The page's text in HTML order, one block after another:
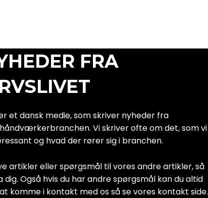
FRA
et dansk medie, som skriver nyheder fra
Vi skriver ofte om det, som vi
og hvad der rører sig i branchen.
artikler eller spørgsmål til vores andre artikler, så
Også hvis du har andre spørgsmål kan du altid
komme i kontakt med os så se vores kontakt side.